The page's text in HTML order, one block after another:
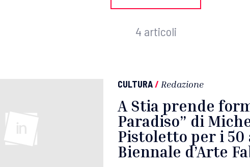
4 articoli
CULTURA/ Redazione
A Stia prende
Paradiso” di
Pistoletto per i 50
Biennale d’Arte